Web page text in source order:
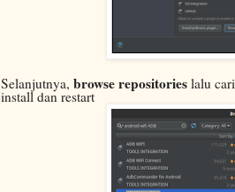
Selanjutnya, browse repositories lalu cari
install dan restart